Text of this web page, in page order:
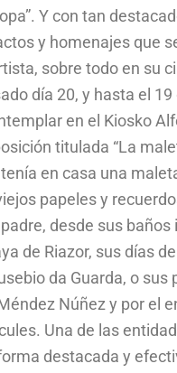
Y con tan
y homenajes que
sobre todo en su
día 20, y hasta el
en el Kiosko
titulada “La
tenía en casa una
papeles y
desde sus
de Riazor, sus días
da Guarda, o sus
Núñez y por el
Una de las
destacada y